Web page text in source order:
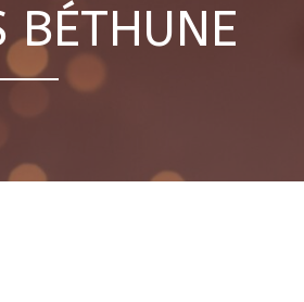
BÉTHUNE